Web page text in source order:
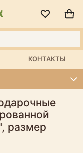
КОНТАКТЫ
размер